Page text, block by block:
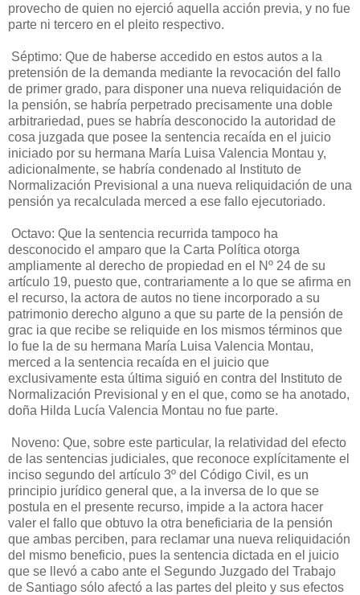
provecho de quien no ejerció aquella acción previa, y no fue
parte ni tercero en el pleito respectivo.
Séptimo: Que de haberse accedido en estos autos a la
pretensión de la demanda mediante la revocación del fallo
de primer grado, para disponer una nueva reliquidación de
la pensión, se habría perpetrado precisamente una doble
arbitrariedad, pues se habría desconocido la autoridad de
cosa juzgada que posee la sentencia recaída en el juicio
iniciado por su hermana María Luisa Valencia Montau y,
adicionalmente, se habría condenado al Instituto de
Normalización Previsional a una nueva reliquidación de una
pensión ya recalculada merced a ese fallo ejecutoriado.
Octavo: Que la sentencia recurrida tampoco ha
desconocido el amparo que la Carta Política otorga
ampliamente al derecho de propiedad en el Nº 24 de su
artículo 19, puesto que, contrariamente a lo que se afirma en
el recurso, la actora de autos no tiene incorporado a su
patrimonio derecho alguno a que su parte de la pensión de
grac ia que recibe se reliquide en los mismos términos que
lo fue la de su hermana María Luisa Valencia Montau,
merced a la sentencia recaída en el juicio que
exclusivamente esta última siguió en contra del Instituto de
Normalización Previsional y en el que, como se ha anotado,
doña Hilda Lucía Valencia Montau no fue parte.
Noveno: Que, sobre este particular, la relatividad del efecto
de las sentencias judiciales, que reconoce explícitamente el
inciso segundo del artículo 3º del Código Civil, es un
principio jurídico general que, a la inversa de lo que se
postula en el presente recurso, impide a la actora hacer
valer el fallo que obtuvo la otra beneficiaria de la pensión
que ambas perciben, para reclamar una nueva reliquidación
del mismo beneficio, pues la sentencia dictada en el juicio
que se llevó a cabo ante el Segundo Juzgado del Trabajo
de Santiago sólo afectó a las partes del pleito y sus efectos